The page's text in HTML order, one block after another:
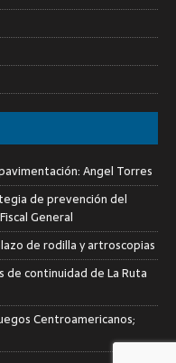
Angel Torres
de prevención del
General
de rodilla y artroscopias
de continuidad de La Ruta
Centroamericanos;